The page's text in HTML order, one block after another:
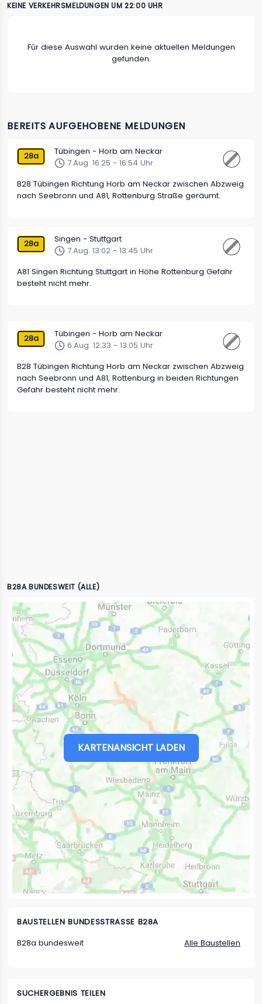
KEINE VERKEHRSMELDUNGEN UM 22:00 UHR
Fûr diese Auswahl wurden keine aktuellen Meldungen
gefunden.
BEREITS AUFGEHOBENE MELDUNGEN
28a
Tübingen - Horb am Neckar
7.Aug. 16:25 - 16:54 Uhr
B28 Tübingen Richtung Horb am Neckar zwischen Abzweig
nach Seebronn und A81, Rottenburg Straße geräumt.
28a
Singen - Stuttgart
7.Aug. 13:02 - 13:45 Uhr
A81 Singen Richtung Stuttgart in Höhe Rottenburg Gefahr
besteht nicht mehr.
28a
Tübingen - Horb am Neckar
6.Aug. 12:33 - 13:05 Uhr
B28 Tübingen Richtung Horb am Neckar zwischen Abzweig
nach Seebronn und A81, Rottenburg in beiden Richtungen
Gefahr besteht nicht mehr.
B28A BUNDESWEIT (ALLE)
KARTENANSICHT LADEN
BAUSTELLENBUNDESSTRASSE B28A
B28a bundesweit
Alle Baustellen
SUCHERGEBNIS TEILEN